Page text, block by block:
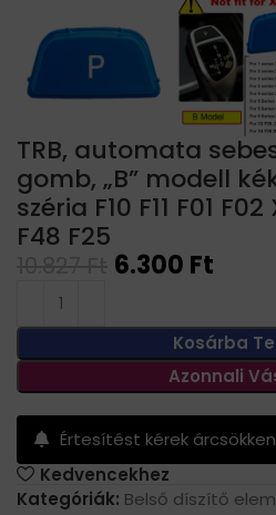
TRB, automata
gomb, „B” modell
széria F10 F11 F01
F48 F25
6.300 Ft
Kosárba
Azonnali
Értesítést kérek
Kedvencekhez
Kategóriák: Belső díszítő